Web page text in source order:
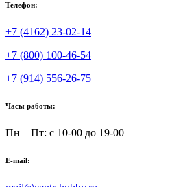
Телефон:
+7 (4162) 23-02-14
+7 (800) 100-46-54
+7 (914) 556-26-75
Часы работы:
Пн—Пт: с 10-00 до 19-00
E-mail: